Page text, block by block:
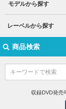
モデルから探す
レーベルから探す
商品検索
収録DVD発売